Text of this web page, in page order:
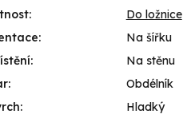
:
Do ložnice
:
Na šířku
:
Na stěnu
:
Obdélník
:
Hladký